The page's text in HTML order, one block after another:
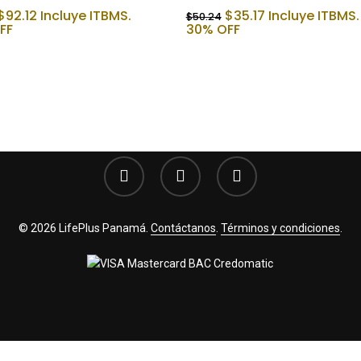
92.12El
precio
Incluye ITBMS. $50.24 El
precio
$35.17El
precio
Incluye ITBMS.
30% OFF
facebook youtube instagram
© 2026 LifePlus Panamá. Contáctanos Términos y condiciones